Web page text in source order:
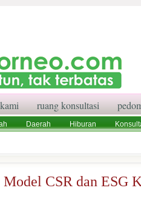
ruang konsultasi
Daerah Hiburan
CSR dan ESG